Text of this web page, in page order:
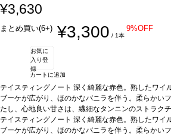
¥3,630
まとめ買い(6+) ¥3,300 / 1本
9%OFF
お気に
入り登
録
カートに追加
テイスティングノート 深く綺麗な赤色。熟したワイ
ブーケが広がり、ほのかなバニラを伴う。柔らかい
たし、心地良い甘さは、繊細なタンニンのストラク
る。合う料理スパイスの効いたパスタ、マイルド
ルロー*本ヴィンテージが在庫切れの場合、在庫が
テイスティングノート 深く綺麗な赤色。熟したワイ
ブーケが広がり、ほのかなバニラを伴う。柔らかい